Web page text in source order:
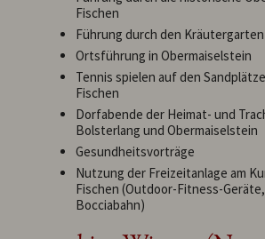
Fischen
Führung durch den
Ortsführung in Obermaiselstein
Tennis spielen auf den
Fischen
Dorfabende der Heimat- und
Bolsterlang und Obermaiselstein
Gesundheitsvorträge
Nutzung der Freizeitanlage am
Fischen (Outdoor-Fitness-
Bocciabahn)